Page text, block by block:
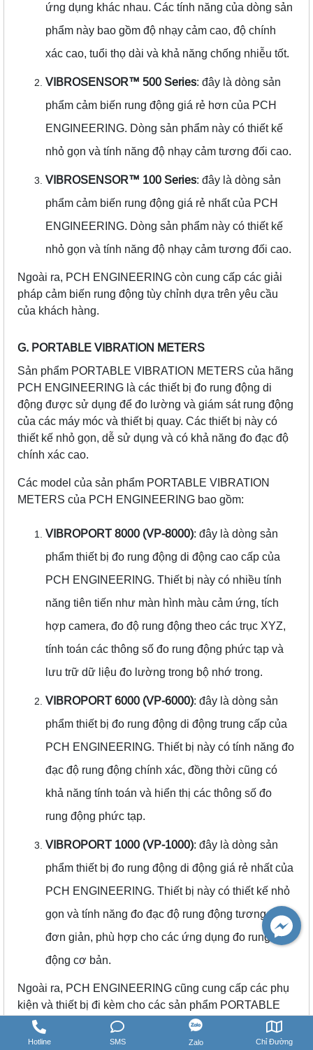
ứng dụng khác nhau. Các tính năng của dòng sản
phẩm này bao gồm độ nhạy cảm cao, độ chính
xác cao, tuổi thọ dài và khả năng chống nhiễu tốt.
VIBROSENSOR™️ 500 Series: đây là dòng sản
phẩm cảm biến rung động giá rẻ hơn của PCH
ENGINEERING. Dòng sản phẩm này có thiết kế
nhỏ gọn và tính năng độ nhạy cảm tương đối cao.
VIBROSENSOR™️ 100 Series: đây là dòng sản
phẩm cảm biến rung động giá rẻ nhất của PCH
ENGINEERING. Dòng sản phẩm này có thiết kế
nhỏ gọn và tính năng độ nhạy cảm tương đối cao.
Ngoài ra, PCH ENGINEERING còn cung cấp các giải
pháp cảm biến rung động tùy chỉnh dựa trên yêu cầu
của khách hàng.
G. PORTABLE VIBRATION METERS
Sản phẩm PORTABLE VIBRATION METERS của hãng
PCH ENGINEERING là các thiết bị đo rung động di
động được sử dụng để đo lường và giám sát rung động
của các máy móc và thiết bị quay. Các thiết bị này có
thiết kế nhỏ gọn, dễ sử dụng và có khả năng đo đạc độ
chính xác cao.
Các model của sản phẩm PORTABLE VIBRATION
METERS của PCH ENGINEERING bao gồm:
VIBROPORT 8000 (VP-8000): đây là dòng sản
phẩm thiết bị đo rung động di động cao cấp của
PCH ENGINEERING. Thiết bị này có nhiều tính
năng tiên tiến như màn hình màu cảm ứng, tích
hợp camera, đo độ rung động theo các trục XYZ,
tính toán các thông số đo rung động phức tạp và
lưu trữ dữ liệu đo lường trong bộ nhớ trong.
VIBROPORT 6000 (VP-6000): đây là dòng sản
phẩm thiết bị đo rung động di động trung cấp của
PCH ENGINEERING. Thiết bị này có tính năng đo
đạc độ rung động chính xác, đồng thời cũng có
khả năng tính toán và hiển thị các thông số đo
rung động phức tạp.
VIBROPORT 1000 (VP-1000): đây là dòng sản
phẩm thiết bị đo rung động di động giá rẻ nhất của
PCH ENGINEERING. Thiết bị này có thiết kế nhỏ
gọn và tính năng đo đạc độ rung động tương đối
đơn giản, phù hợp cho các ứng dụng đo rung
động cơ bản.
Ngoài ra, PCH ENGINEERING cũng cung cấp các phụ
kiện và thiết bị đi kèm cho các sản phẩm PORTABLE
VIBRATION METERS của họ như cảm biến rung động
và dây cáp đo.
Hotline SMS Zalo Chỉ Đường